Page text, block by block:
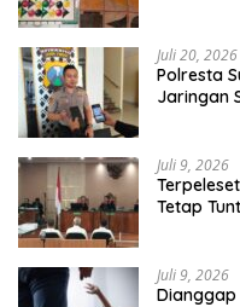
Juli 20, 2026
Polresta
Jaringan
Juli 9, 2026
Tetap
Juli 9, 2026
Dianggap